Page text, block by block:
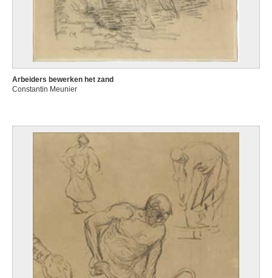
Arbeiders bewerken het zand
Constantin Meunier